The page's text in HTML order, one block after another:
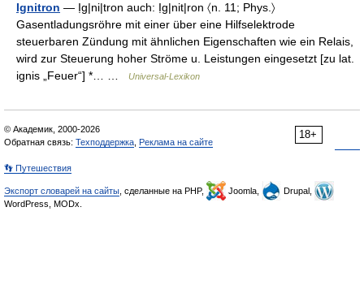
Ignitron — Ịg|ni|tron auch: Ịg|nit|ron 〈n. 11; Phys.〉
Gasentladungsröhre mit einer über eine Hilfselektrode
steuerbaren Zündung mit ähnlichen Eigenschaften wie ein Relais,
wird zur Steuerung hoher Ströme u. Leistungen eingesetzt [zu lat.
ignis „Feuer“] *… …
Universal-Lexikon
18+
© Академик, 2000-2026
Обратная связь: Техподдержка Реклама на сайте
👣 Путешествия
Экспорт словарей на сайты , сделанные на PHP, Joomla,
Drupal,
WordPress, MODx.